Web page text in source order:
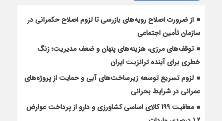
از ضرورت اصلاح رویه‌های بازرسی تا لزوم اصلاح حکمرانی در
سازمان تأمین اجتماعی
توقف‌های مرزی، هزینه‌های پنهان و ضعف مدیریت؛ زنگ
خطری برای آینده ترانزیت ایران
لزوم تسریع توسعه زیرساخت‌های آبی و حمایت از پروژه‌های
عمرانی در شرایط بحرانی
معافیت 199 کالای اساسی کشاورزی و دارو از پرداخت عوارض